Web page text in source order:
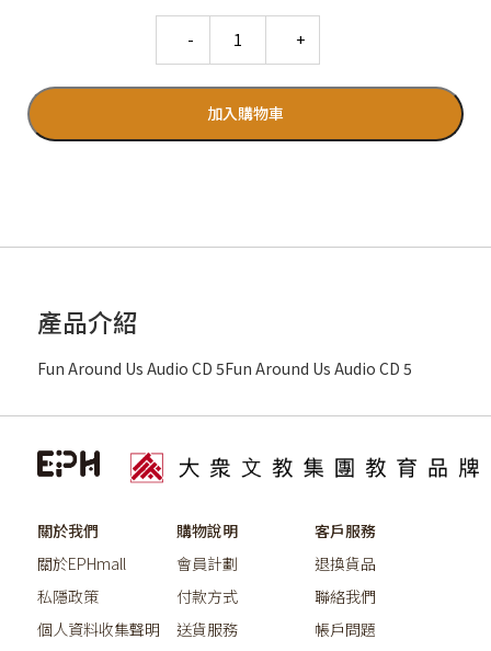
加入購物車
產品介紹
Fun Around Us Audio CD 5Fun Around Us Audio CD 5
關於我們
關於EPHmall
私隱政策
個人資料收集聲明
購物說明
會員計劃
付款方式
送貨服務
客戶服務
退換貨品
聯絡我們
帳戶問題